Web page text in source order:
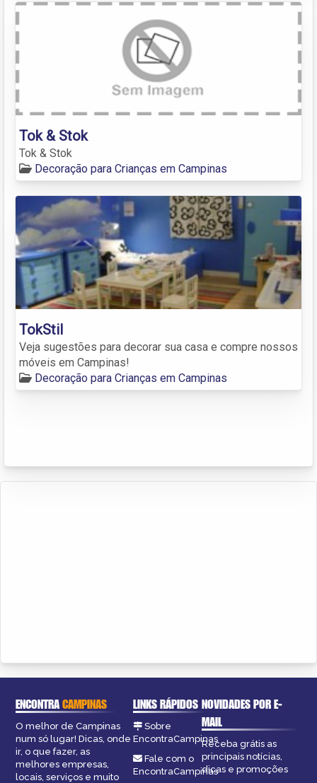
Tok & Stok
Tok & Stok
Decoração para Crianças em Campinas
TokStil
Veja sugestões para decorar sua casa e compre nossos
móveis em Campinas!
Decoração para Crianças em Campinas
ENCONTRACAMPINAS
O melhor de Campinas
num só lugar! Dicas, onde
ir, o que fazer, as
melhores empresas,
locais, serviços e muito
LINKS RÁPIDOS
Sobre
EncontraCampinas
Fale com o
EncontraCampinas
NOVIDADES POR E-
MAIL
Receba grátis as
principais notícias,
dicas e promoções